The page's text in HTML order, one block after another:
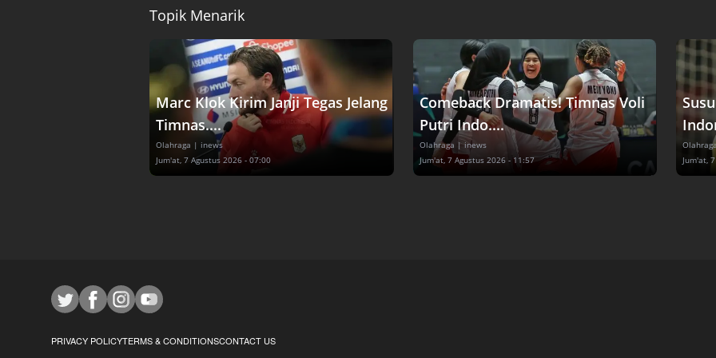
Topik Menarik
Marc Klok Kirim Janji Tegas Jelang
Timnas....
Olahraga | inews
Jum'at, 7 Agustus 2026 - 07:00
Comeback Dramatis! Timnas Voli
Putri Indo....
Olahraga | inews
Jum'at, 7 Agustus 2026 - 11:57
Jum'at,
PRIVACY POLICYTERMS & CONDITIONSCONTACT US